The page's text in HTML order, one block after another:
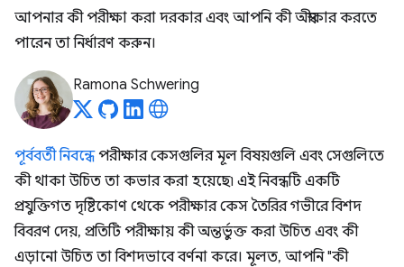
আপনার কী পরীক্ষা করা দরকার এবং আপনি কী অস্বীকার করতে
পারেন তা নির্ধারণ করুন।
Ramona Schwering
পূর্ববর্তী নিবন্ধেপরীক্ষার কেসগুলির মূল বিষয়গুলি এবং সেগুলিতে
কী থাকা উচিত তা কভার করা হয়েছে৷ এই নিবন্ধটি একটি
প্রযুক্তিগত দৃষ্টিকোণ থেকে পরীক্ষার কেস তৈরির গভীরে বিশদ
বিবরণ দেয়, প্রতিটি পরীক্ষায় কী অন্তর্ভুক্ত করা উচিত এবং কী
এড়ানো উচিত তা বিশদভাবে বর্ণনা করে। মূলত, আপনি "কী